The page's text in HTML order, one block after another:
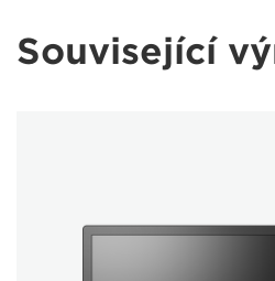
Související